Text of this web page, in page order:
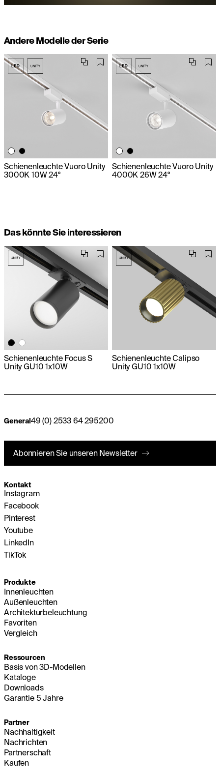
Andere Modelle der Serie
Schienenleuchte Vuoro Unity
3000K 10W 24°
Schienenleuchte Vuoro Unity
4000K 26W 24°
Das könnte Sie interessieren
Schienenleuchte Focus S
Unity GU10 1x10W
Schienenleuchte Calipso
Unity GU10 1x10W
General 49 (0) 2533 64 295200
Abonnieren Sie unseren Newsletter
Kontakt
Instagram
Facebook
Pinterest
Youtube
LinkedIn
TikTok
Produkte
Innenleuchten
Außenleuchten
Architekturbeleuchtung
Favoriten
Vergleich
Ressourcen
Basis von 3D-Modellen
Kataloge
Downloads
Garantie 5 Jahre
Partner
Nachhaltigkeit
Nachrichten
Partnerschaft
Kaufen